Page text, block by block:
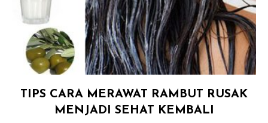
TIPS CARA MERAWAT RAMBUT RUSAK
MENJADI SEHAT KEMBALI